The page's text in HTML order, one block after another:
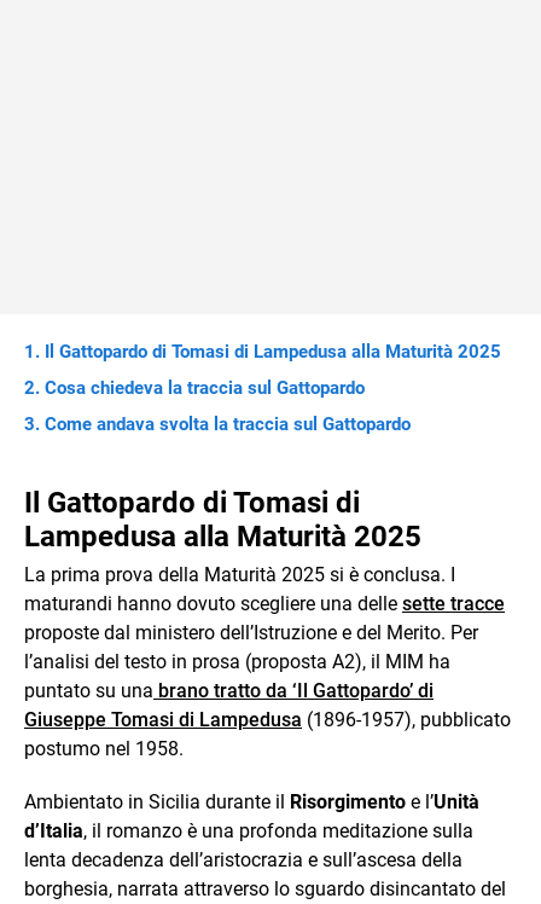
Il Gattopardo di Tomasi di Lampedusa alla Maturità 2025
Cosa chiedeva la traccia sul Gattopardo
Come andava svolta la traccia sul Gattopardo
Il Gattopardo di Tomasi di
Lampedusa alla Maturità 2025
La prima prova della Maturità 2025 si è conclusa. I
maturandi hanno dovuto scegliere una delle sette tracce
proposte dal ministero dell’Istruzione e del Merito. Per
l’analisi del testo in prosa (proposta A2), il MIM ha
puntato su una brano tratto da ‘Il Gattopardo’ di
Giuseppe Tomasi di Lampedusa (1896-1957), pubblicato
postumo nel 1958.
Ambientato in Sicilia durante il Risorgimento e l’Unità
d’Italia, il romanzo è una profonda meditazione sulla
lenta decadenza dell’aristocrazia e sull’ascesa della
borghesia, narrata attraverso lo sguardo disincantato del